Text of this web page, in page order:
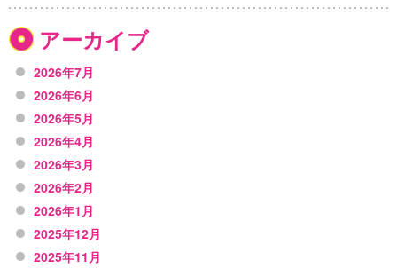
アーカイブ
2026年7月
2026年6月
2026年5月
2026年4月
2026年3月
2026年2月
2026年1月
2025年12月
2025年11月